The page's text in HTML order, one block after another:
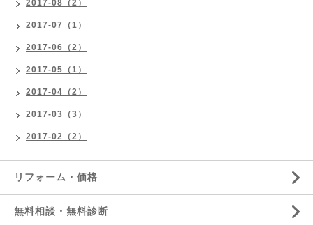
2017-08（2）
2017-07（1）
2017-06（2）
2017-05（1）
2017-04（2）
2017-03（3）
2017-02（2）
リフォーム・価格
無料相談・無料診断